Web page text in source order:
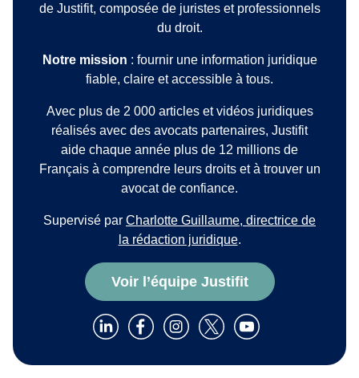
de Justifit, composée de juristes et professionnels
du droit.
Notre mission : fournir une information juridique
fiable, claire et accessible à tous.
Avec plus de 2 000 articles et vidéos juridiques
réalisés avec des avocats partenaires, Justifit
aide chaque année plus de 12 millions de
Français à comprendre leurs droits et à trouver un
avocat de confiance.
Supervisé par Charlotte Guillaume, directrice de
la rédaction juridique.
Voir l’équipe Justifit